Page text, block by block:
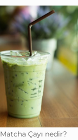
Matcha Çayı nedir?